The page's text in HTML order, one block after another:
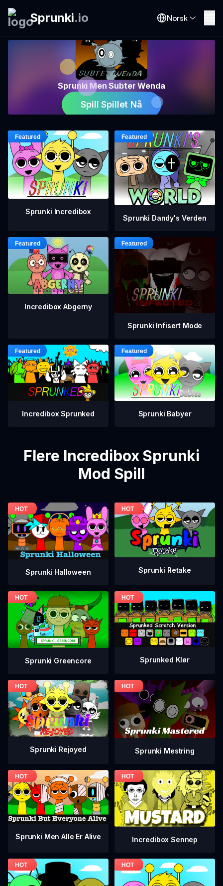
Sprunki.io Norsk
Sprunki Men Subter Wenda
Spill Spillet Nå
Sprunki Incredibox
Sprunki Dandy's Verden
Incredibox Abgerny
Sprunki Infisert Mode
Incredibox Sprunked Sprunki Babyer
Flere Incredibox Sprunki
Mod Spill
Sprunki Halloween Sprunki Retake
Sprunki Greencore Sprunked Klør
Sprunki Rejoyed Sprunki Mestring
Sprunki Men Alle Er Alive Incredibox Sennep